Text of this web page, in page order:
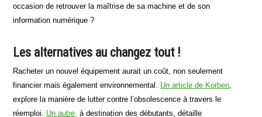
occasion de retrouver la maîtrise de sa machine et de son
information numérique ?
Les alternatives au changez tout !
Racheter un nouvel équipement aurait un coût, non seulement
financier mais également environnemental. Un article de Korben,
explore la manière de lutter contre l’obsolescence à travers le
réemploi. Un autre, à destination des débutants, détaille